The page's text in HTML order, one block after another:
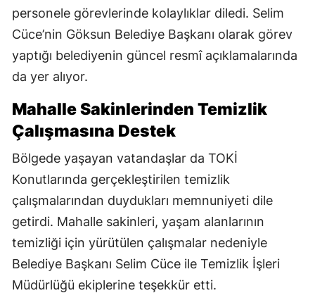
personele görevlerinde kolaylıklar diledi. Selim
Cüce’nin Göksun Belediye Başkanı olarak görev
yaptığı belediyenin güncel resmî açıklamalarında
da yer alıyor.
Mahalle Sakinlerinden Temizlik
Çalışmasına Destek
Bölgede yaşayan vatandaşlar da TOKİ
Konutlarında gerçekleştirilen temizlik
çalışmalarından duydukları memnuniyeti dile
getirdi. Mahalle sakinleri, yaşam alanlarının
temizliği için yürütülen çalışmalar nedeniyle
Belediye Başkanı Selim Cüce ile Temizlik İşleri
Müdürlüğü ekiplerine teşekkür etti.